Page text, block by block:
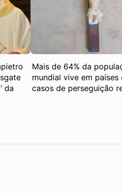
da
Mais de 64% da
mundial vive em países
casos de perseguição